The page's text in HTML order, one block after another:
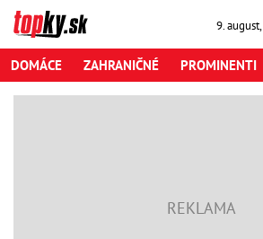
9. august,
DOMÁCE ZAHRANIČNÉ PROMINENTI